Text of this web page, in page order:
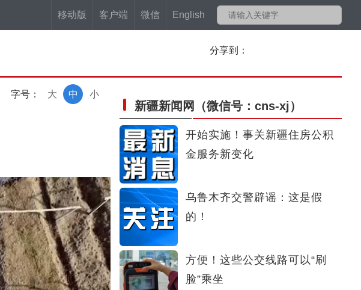
移动版 客户端 微信 English
分享到：
字号： 小
中
大
新疆新闻网 （微信号：cns-xj）
开始实施！事关新疆住房公积
金服务新变化
乌鲁木齐交警辟谣：这是假
的！
方便！这些公交线路可以“刷
脸”乘坐
新疆墨玉县举办时装秀引领穿衣新风尚
【万人说新疆】新疆青年女指挥家：让更多人